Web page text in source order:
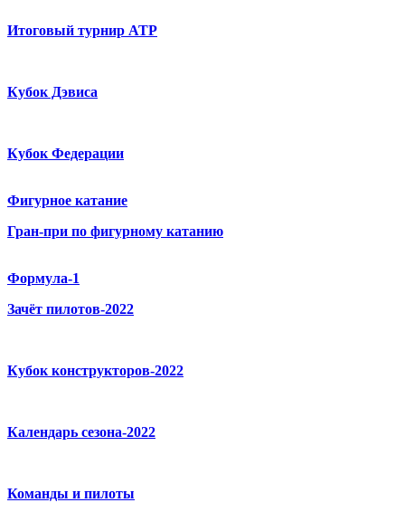
Итоговый турнир ATP
Кубок Дэвиса
Кубок Федерации
Фигурное катание
Гран-при по фигурному катанию
Формула-1
Зачёт пилотов-2022
Кубок конструкторов-2022
Календарь сезона-2022
Команды и пилоты